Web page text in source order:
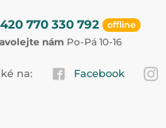
770 330 792 offline
nám Po-Pá 10-16
na: Facebook